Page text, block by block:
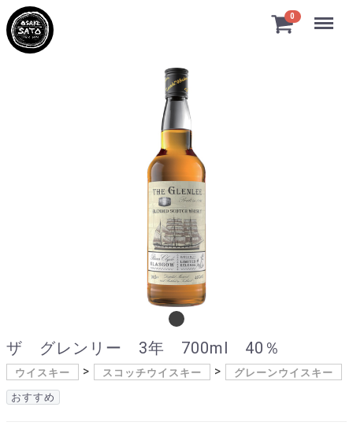
0 Menu
ザ グレンリー 3年 700ml 40％
ウイスキー スコッチウイスキー グレーンウイスキー
おすすめ